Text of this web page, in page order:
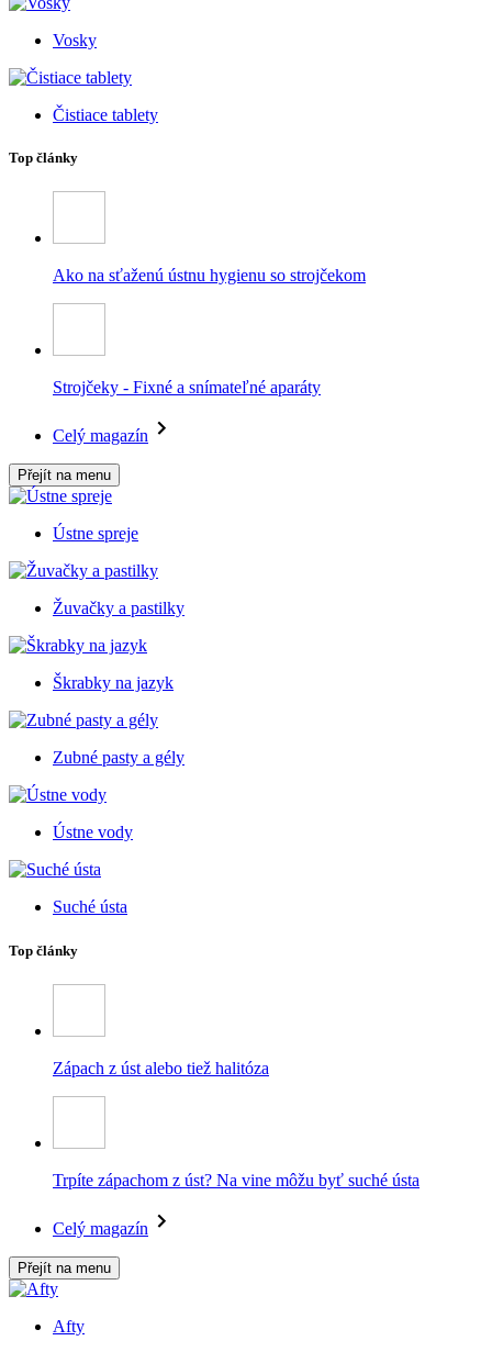
Vosky
Čistiace tablety
Top články
Ako na sťaženú ústnu hygienu so strojčekom
Strojčeky - Fixné a snímateľné aparáty
Celý magazín
Přejít na menu
Ústne spreje
Žuvačky a pastilky
Škrabky na jazyk
Zubné pasty a gély
Ústne vody
Suché ústa
Top články
Zápach z úst alebo tiež halitóza
Trpíte zápachom z úst? Na vine môžu byť suché ústa
Celý magazín
Přejít na menu
Afty